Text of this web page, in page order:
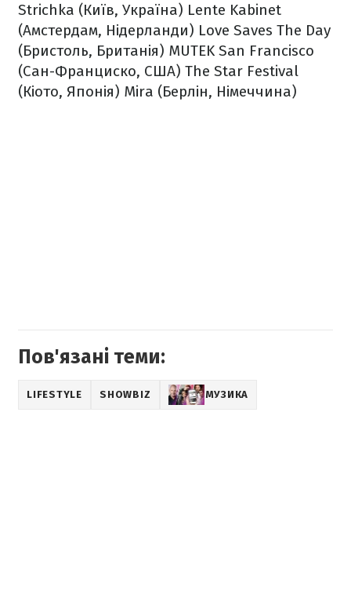
Strichka (Київ, Україна) Lente Kabinet
(Амстердам, Нідерланди) Love Saves The Day
(Бристоль, Британія) MUTEK San Francisco
(Сан-Франциско, США) The Star Festival
(Кіото, Японія) Mira (Берлін, Німеччина)
Пов'язані теми:
LIFESTYLE SHOWBIZ МУЗИКА